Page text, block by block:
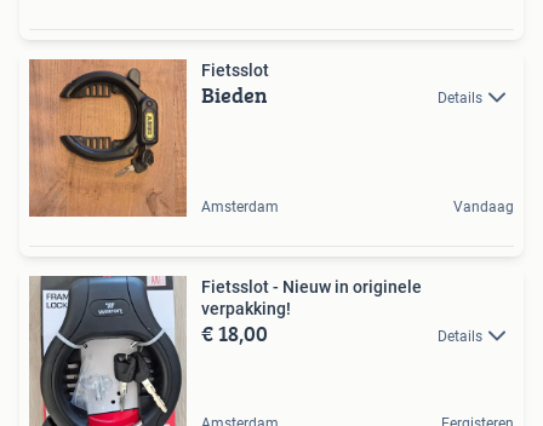
Fietsslot
Bieden Details
Amsterdam Vandaag
Fietsslot - Nieuw in originele
verpakking!
€ 18,00 Details